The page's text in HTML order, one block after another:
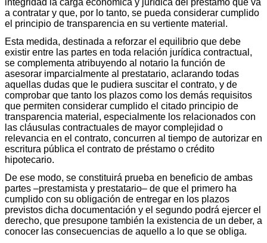
integridad la carga económica y jurídica del préstamo que va
a contratar y que, por lo tanto, se pueda considerar cumplido
el principio de transparencia en su vertiente material.
Esta medida, destinada a reforzar el equilibrio que debe
existir entre las partes en toda relación jurídica contractual,
se complementa atribuyendo al notario la función de
asesorar imparcialmente al prestatario, aclarando todas
aquellas dudas que le pudiera suscitar el contrato, y de
comprobar que tanto los plazos como los demás requisitos
que permiten considerar cumplido el citado principio de
transparencia material, especialmente los relacionados con
las cláusulas contractuales de mayor complejidad o
relevancia en el contrato, concurren al tiempo de autorizar en
escritura pública el contrato de préstamo o crédito
hipotecario.
De ese modo, se constituirá prueba en beneficio de ambas
partes –prestamista y prestatario– de que el primero ha
cumplido con su obligación de entregar en los plazos
previstos dicha documentación y el segundo podrá ejercer el
derecho, que presupone también la existencia de un deber, a
conocer las consecuencias de aquello a lo que se obliga.